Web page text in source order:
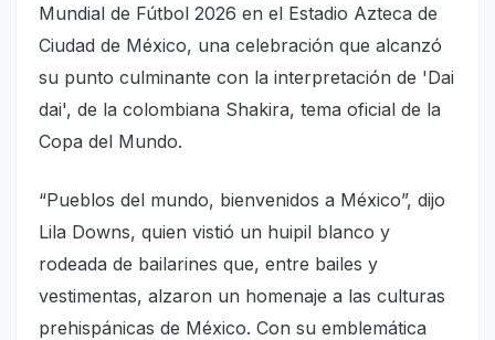
Mundial de Fútbol 2026 en el Estadio Azteca de
Ciudad de México, una celebración que alcanzó
su punto culminante con la interpretación de 'Dai
dai', de la colombiana Shakira, tema oficial de la
Copa del Mundo.
“Pueblos del mundo, bienvenidos a México”, dijo
Lila Downs, quien vistió un huipil blanco y
rodeada de bailarines que, entre bailes y
vestimentas, alzaron un homenaje a las culturas
prehispánicas de México. Con su emblemática